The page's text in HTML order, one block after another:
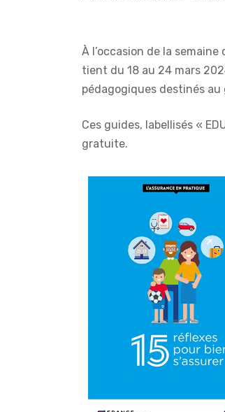
À l’occasion de la
tient du 18 au 24 mars
pédagogiques destinés au
Ces guides, labellisés «
gratuite.